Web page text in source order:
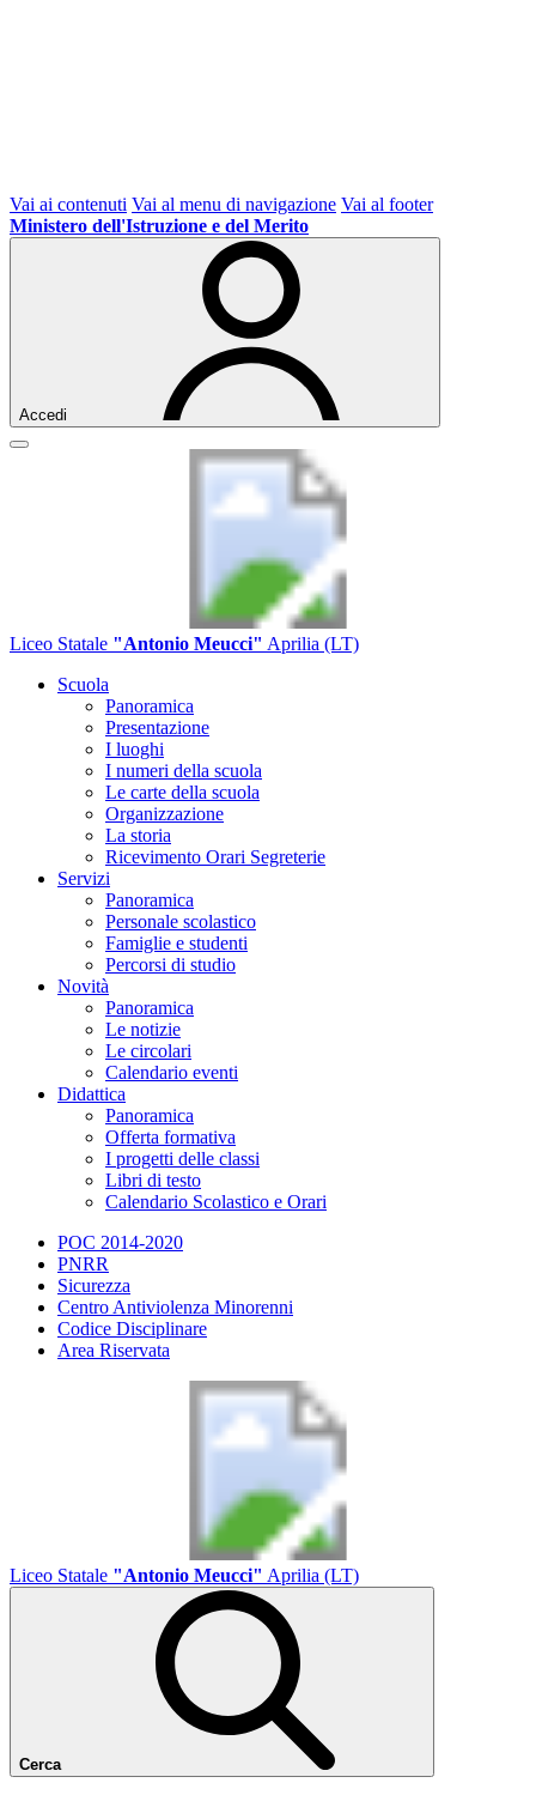
Vai ai contenuti Vai al menu di navigazione Vai al footer
Ministero dell'Istruzione e del Merito
Accedi
Liceo Statale "Antonio Meucci" Aprilia (LT)
Scuola
Panoramica
Presentazione
I luoghi
I numeri della scuola
Le carte della scuola
Organizzazione
La storia
Ricevimento Orari Segreterie
Servizi
Panoramica
Personale scolastico
Famiglie e studenti
Percorsi di studio
Novità
Panoramica
Le notizie
Le circolari
Calendario eventi
Didattica
Panoramica
Offerta formativa
I progetti delle classi
Libri di testo
Calendario Scolastico e Orari
POC 2014-2020
PNRR
Sicurezza
Centro Antiviolenza Minorenni
Codice Disciplinare
Area Riservata
Liceo Statale "Antonio Meucci" Aprilia (LT)
Cerca